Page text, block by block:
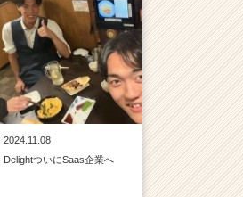
2024.11.08
DelightついにSaas企業へ